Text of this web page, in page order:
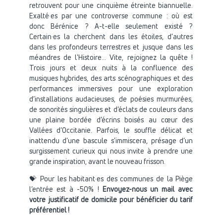
retrouvent pour une cinquième étreinte biannuelle.
Exalté·es par une controverse commune : où est
donc Bérénice ? A-t-elle seulement existé ?
Certain·es la cherchent dans les étoiles, d’autres
dans les profondeurs terrestres et jusque dans les
méandres de l'Histoire... Vite, rejoignez la quête !
Trois jours et deux nuits à la confluence des
musiques hybrides, des arts scénographiques et des
performances immersives pour une exploration
d’installations audacieuses, de poésies murmurées,
de sonorités singulières et d’éclats de couleurs dans
une plaine bordée d’écrins boisés au cœur des
Vallées d’Occitanie. Parfois, le souffle délicat et
inattendu d’une bascule s'immiscera, présage d’un
surgissement curieux qui nous invite à prendre une
grande inspiration, avant le nouveau frisson.
💝 Pour les habitant·es des communes de la Piège
l’entrée est à -50% ! Envoyez-nous un mail avec
votre justificatif de domicile pour bénéficier du tarif
préférentiel !